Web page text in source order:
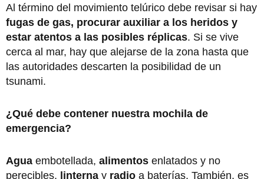
Al término del movimiento telúrico debe revisar si hay
fugas de gas, procurar auxiliar a los heridos y
estar atentos a las posibles réplicas. Si se vive
cerca al mar, hay que alejarse de la zona hasta que
las autoridades descarten la posibilidad de un
tsunami.
¿Qué debe contener nuestra mochila de
emergencia?
Agua embotellada, alimentos enlatados y no
perecibles, linterna y radio a baterías. También, es